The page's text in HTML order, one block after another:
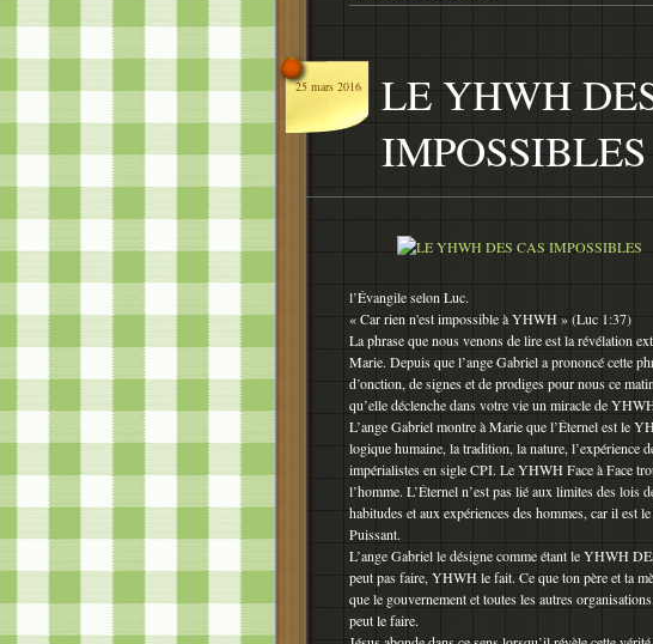
25 mars 2016
LE YHWH
IMPOSSIBLES
l’Évangile selon Luc.
« Car rien n'est impossible à YHWH » (Luc 1:37)
La phrase que nous venons de lire est la révélation
Marie. Depuis que l’ange Gabriel a prononcé cette
d’onction, de signes et de prodiges pour nous ce
qu’elle déclenche dans votre vie un miracle de
L’ange Gabriel montre à Marie que l’Éternel est le
logique humaine, la tradition, la nature, l’expérience
impérialistes en sigle CPI. Le YHWH Face à Face
l’homme. L’Éternel n’est pas lié aux limites des lois
habitudes et aux expériences des hommes, car il
Puissant.
L’ange Gabriel le désigne comme étant le YHWH
peut pas faire, YHWH le fait. Ce que ton père et ta
que le gouvernement et toutes les autres
peut le faire.